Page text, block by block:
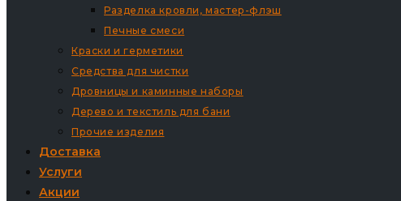
Разделка кровли, мастер-флэш
Печные смеси
Краски и герметики
Средства для чистки
Дровницы и каминные наборы
Дерево и текстиль для бани
Прочие изделия
Доставка
Услуги
Акции